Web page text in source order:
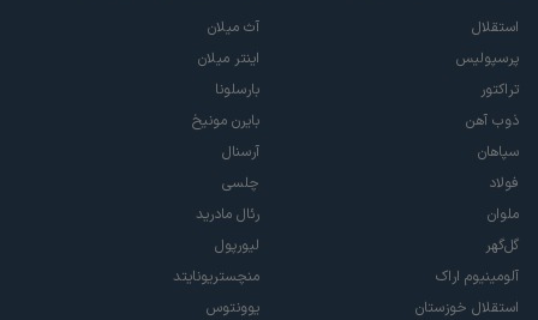
استقلال
پرسپولیس
تراکتور
ذوب آهن
سپاهان
فولاد
ملوان
گل‌گهر
آلومینیوم اراک
استقلال خوزستان
آث میلان
اینتر میلان
بارسلونا
بایرن مونیخ
آرسنال
چلسی
رئال مادرید
لیورپول
منچستریونایتد
یوونتوس